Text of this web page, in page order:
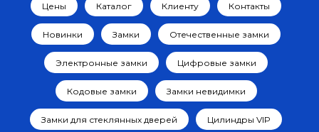
Цены Каталог Клиенту Контакты
Новинки Замки Отечественные замки
Электронные замки Цифровые замки
Кодовые замки Замки невидимки
Замки для стеклянных дверей Цилиндры VIP